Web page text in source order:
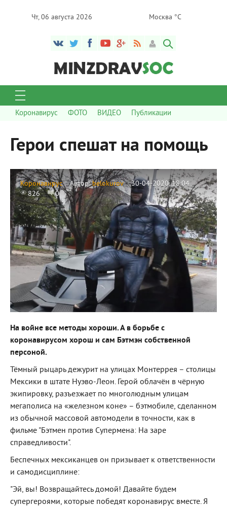
Чт, 06 августа 2026 Москва °C
Коронавирус ФОТО ВИДЕО Публикации
Герои спешат на помощь
Коронавирус Автор:belokurov
30-04-2020, 18:04
826
0
На войне все методы хороши. А в борьбе с
коронавирусом хорош и сам Бэтмэн собственной
персоной.
Тёмный рыцарь дежурит на улицах Монтеррея – столицы
Мексики в штате Нуэво-Леон. Герой облачён в чёрную
экипировку, разъезжает по многолюдным улицам
мегаполиса на «железном коне» – бэтмобиле, сделанном
из обычной массовой автомодели в точности, как в
фильме "Бэтмен против Супермена: На заре
справедливости".
Беспечных мексиканцев он призывает к ответственности
и самодисциплине:
"Эй, вы! Возвращайтесь домой! Давайте будем
супергероями, которые победят коронавирус вместе. Я